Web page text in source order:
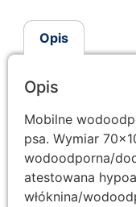
Opis
Opis
Mobilne
psa. Wymiar
wodoodporna/
atestowana
włóknina/